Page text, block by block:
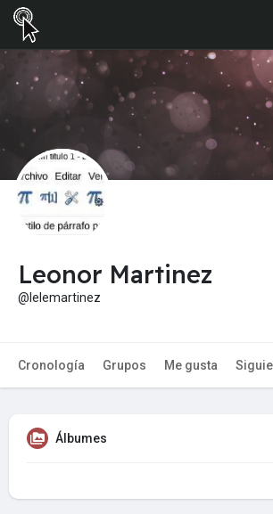
Leonor Martinez
@lelemartinez
Cronología Grupos Me gusta
Álbumes